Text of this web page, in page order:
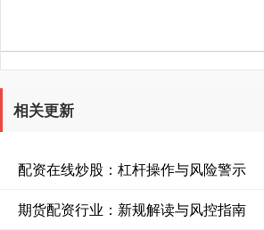
相关更新
配资在线炒股：杠杆操作与风险警示
期货配资行业：新规解读与风控指南